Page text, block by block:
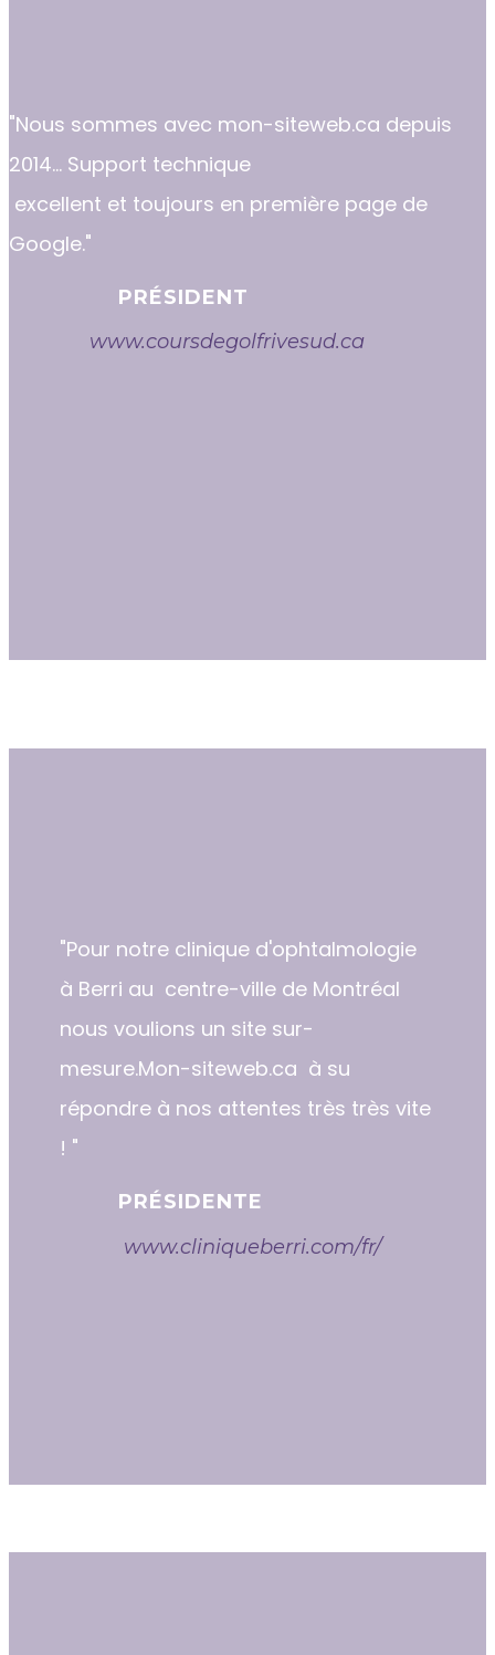
"​​Nous sommes avec mon-siteweb.ca depuis
2014... Support technique
excellent et toujours en première page de
Google."
PRÉSIDENT
www.coursdegolfrivesud.ca
"​​Pour notre clinique d'ophtalmologie
à Berri au centre-ville de Montréal
nous voulions un site sur-
mesure.Mon-siteweb.ca à su
répondre à nos attentes très très vite
! "
PRÉSIDENTE
www.cliniqueberri.com/fr/